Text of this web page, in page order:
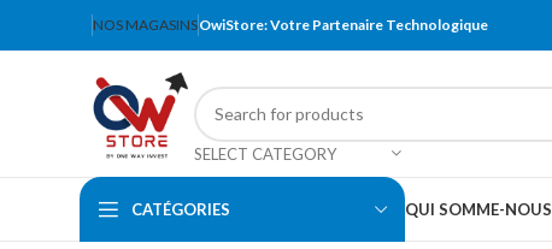
NOS MAGASINSOwiStore: Votre Partenaire Technologique
SELECT CATEGORY
CATÉGORIES QUI SOMME-NOUS